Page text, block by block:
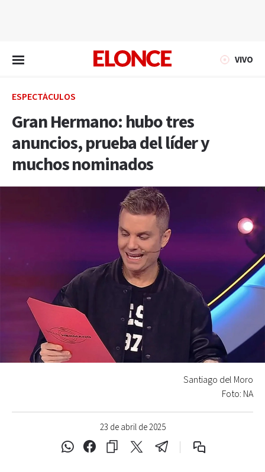
VIVO
ESPECTÁCULOS
Gran Hermano: hubo tres
anuncios, prueba del líder y
muchos nominados
23 de abril de 2025
Santiago del Moro
Foto: NA